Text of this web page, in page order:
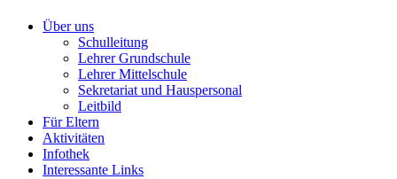
Über uns
Schulleitung
Lehrer Grundschule
Lehrer Mittelschule
Sekretariat und Hauspersonal
Leitbild
Für Eltern
Aktivitäten
Infothek
Interessante Links